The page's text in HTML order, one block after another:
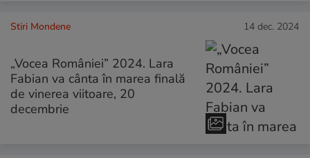
Stiri Mondene 14 dec. 2024
„Vocea României” 2024. Lara
Fabian va cânta în marea finală
de vinerea viitoare, 20
decembrie